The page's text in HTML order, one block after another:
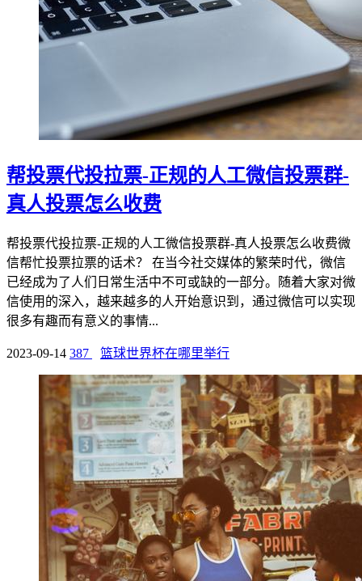
帮投票代投拉票-正规的人工微信投票群-
真人投票怎么收费
帮投票代投拉票-正规的人工微信投票群-真人投票怎么收费微
信帮忙投票拉票的话术？ 在当今社交媒体的繁荣时代，微信
已经成为了人们日常生活中不可或缺的一部分。随着大家对微
信使用的深入，越来越多的人开始意识到，通过微信可以实现
很多有趣而有意义的事情...
2023-09-14 387 篮球世界杯在哪里举行